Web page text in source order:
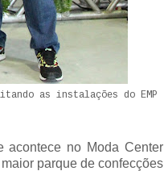
as instalações do EMP
acontece no Moda Center
parque de confecções